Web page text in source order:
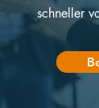
schneller